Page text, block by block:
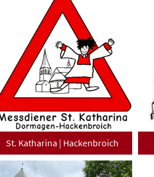
St. Katharina | Hackenbroich